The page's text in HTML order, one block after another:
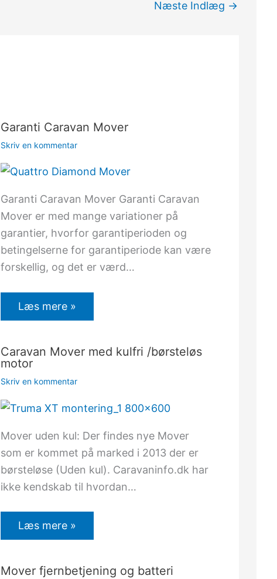
Næste Indlæg →
Garanti Caravan Mover
Skriv en kommentar
Garanti Caravan Mover Garanti Caravan
Mover er med mange variationer på
garantier, hvorfor garantiperioden og
betingelserne for garantiperiode kan være
forskellig, og det er værd…
Læs mere »
Caravan Mover med kulfri /børsteløs
motor
Skriv en kommentar
Mover uden kul: Der findes nye Mover
som er kommet på marked i 2013 der er
børsteløse (Uden kul). Caravaninfo.dk har
ikke kendskab til hvordan…
Læs mere »
Mover fjernbetjening og batteri